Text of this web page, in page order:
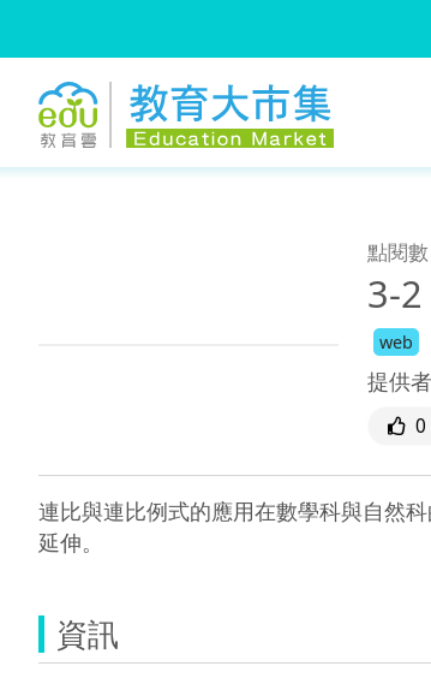
點閱
3-
web
提供者
0
連比與連比例式的應用在數學科與自然
延伸。
資訊